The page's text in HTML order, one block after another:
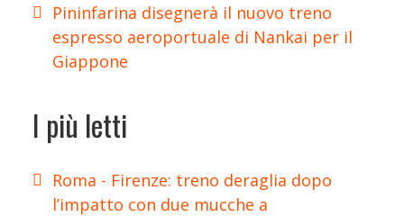
Pininfarina disegnerà il nuovo treno
espresso aeroportuale di Nankai per il
Giappone
I più letti
Roma - Firenze: treno deraglia dopo
l’impatto con due mucche a